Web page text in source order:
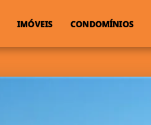
IMÓVEIS CONDOMÍNIOS